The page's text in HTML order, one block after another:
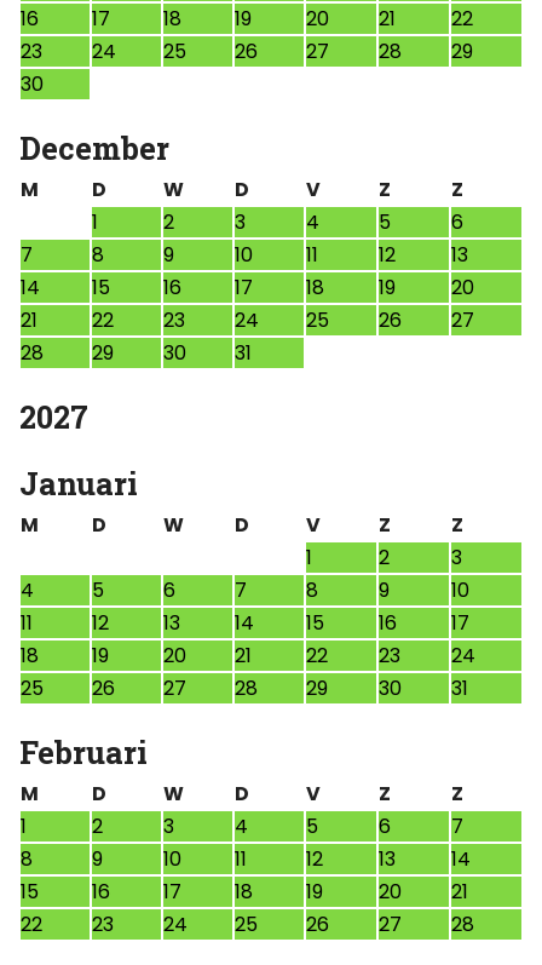
16 17 18 19 20 21
22
23
24 25 26 27 28
29
30
December
M D W D V Z
Z
1
2 3 4 5
6
7
8 9 10 11 12
13
14
15 16 17 18 19
20
21
22 23 24 25 26
27
28
29 30 31
2027
Januari
M D W D V Z
Z
1
2
3
4
5 6 7 8 9
10
11
12 13 14 15 16
17
18
19 20 21 22 23
24
25
26 27 28 29 30 31
Februari
M D W D V Z
Z
1
2 3 4 5 6
7
8
9 10 11 12 13
14
15
16 17 18 19 20
21
22
23 24 25 26 27 28